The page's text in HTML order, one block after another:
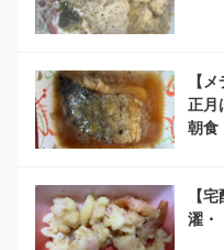
【
正月
朝食
【
濯・